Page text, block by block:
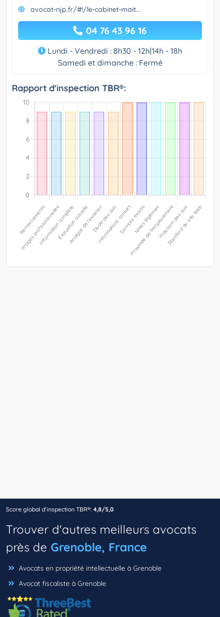
avocat-njp.fr/#!/le-cabinet-mait...
04 76 43 96 16
Lundi - Vendredi : 8h30 - 12h|14h - 18h
Samedi et dimanche : Fermé
Rapport d'inspection TBR®:
Score global d’inspection TBR®: 4,8/5,0
Trouver d'autres meilleurs avocats
près de Grenoble, France
Avocats en propriété intellectuelle à Grenoble
Avocat fiscaliste à Grenoble